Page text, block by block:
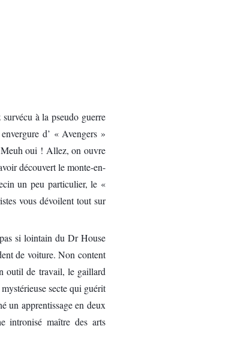
à la pseudo guerre
d’ « Avengers »
Meuh oui ! Allez, on ouvre
découvert le monte-en-
un peu particulier, le «
vous dévoilent tout sur
si lointain du Dr House
de voiture. Non content
outil de travail, le gaillard
secte qui guérit
un apprentissage en deux
intronisé maître des arts